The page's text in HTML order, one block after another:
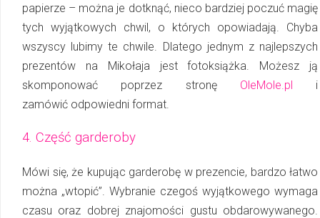
papierze – można je dotknąć, nieco bardziej poczuć magię
tych wyjątkowych chwil, o których opowiadają. Chyba
wszyscy lubimy te chwile. Dlatego jednym z najlepszych
prezentów na Mikołaja jest fotoksiążka. Możesz ją
skomponować poprzez stronę OleMole.pl i
zamówić odpowiedni format.
4. Część garderoby
Mówi się, że kupując garderobę w prezencie, bardzo łatwo
można „wtopić”. Wybranie czegoś wyjątkowego wymaga
czasu oraz dobrej znajomości gustu obdarowywanego.